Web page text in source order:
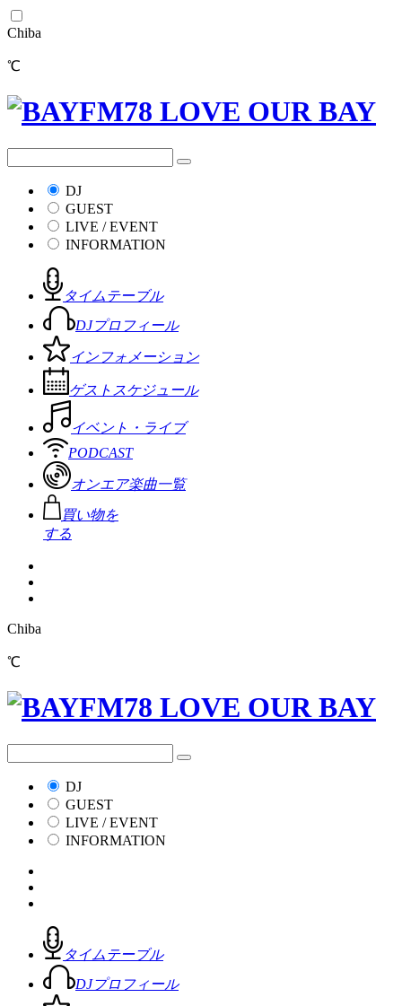
Chiba
℃
DJ
GUEST
LIVE / EVENT
INFORMATION
タイムテーブル
DJプロフィール
インフォメーション
ゲストスケジュール
イベント・ライブ
PODCAST
オンエア楽曲一覧
買い物を
する
Chiba
℃
DJ
GUEST
LIVE / EVENT
INFORMATION
タイムテーブル
DJプロフィール